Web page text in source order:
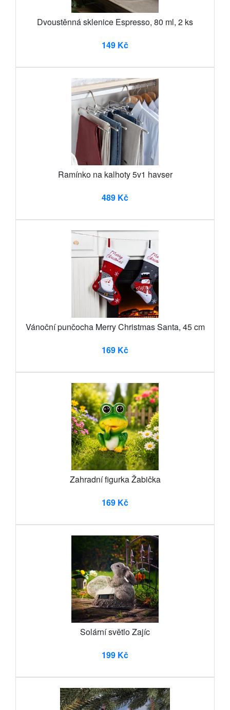
Dvoustěnná sklenice Espresso, 80 ml, 2 ks
149 Kč
Ramínko na kalhoty 5v1 havser
489 Kč
Vánoční punčocha Merry Christmas Santa, 45 cm
169 Kč
Zahradní figurka Žabička
169 Kč
Solární světlo Zajíc
199 Kč